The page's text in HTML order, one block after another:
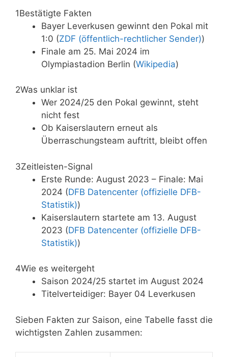
1Bestätigte Fakten
Bayer Leverkusen gewinnt den Pokal mit
1:0 (ZDF (öffentlich-rechtlicher Sender))
Finale am 25. Mai 2024 im
Olympiastadion Berlin (Wikipedia)
2Was unklar ist
Wer 2024/25 den Pokal gewinnt, steht
nicht fest
Ob Kaiserslautern erneut als
Überraschungsteam auftritt, bleibt offen
3Zeitleisten-Signal
Erste Runde: August 2023 – Finale: Mai
2024 (DFB Datencenter (offizielle DFB-
Statistik))
Kaiserslautern startete am 13. August
2023 (DFB Datencenter (offizielle DFB-
Statistik))
4Wie es weitergeht
Saison 2024/25 startet im August 2024
Titelverteidiger: Bayer 04 Leverkusen
Sieben Fakten zur Saison, eine Tabelle fasst die
wichtigsten Zahlen zusammen: